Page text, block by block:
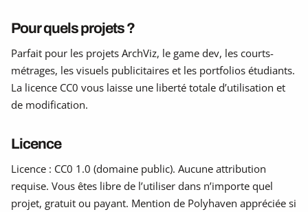
Pour quels projets ?
Parfait pour les projets ArchViz, le game dev, les courts-
métrages, les visuels publicitaires et les portfolios étudiants.
La licence CC0 vous laisse une liberté totale d’utilisation et
de modification.
Licence
Licence : CC0 1.0 (domaine public). Aucune attribution
requise. Vous êtes libre de l’utiliser dans n’importe quel
projet, gratuit ou payant. Mention de Polyhaven appréciée si